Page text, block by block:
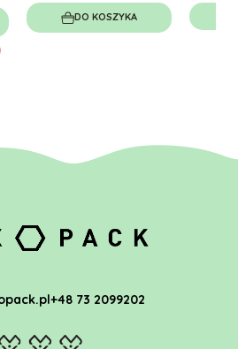
DO KOSZYKA
+48 73 2099202